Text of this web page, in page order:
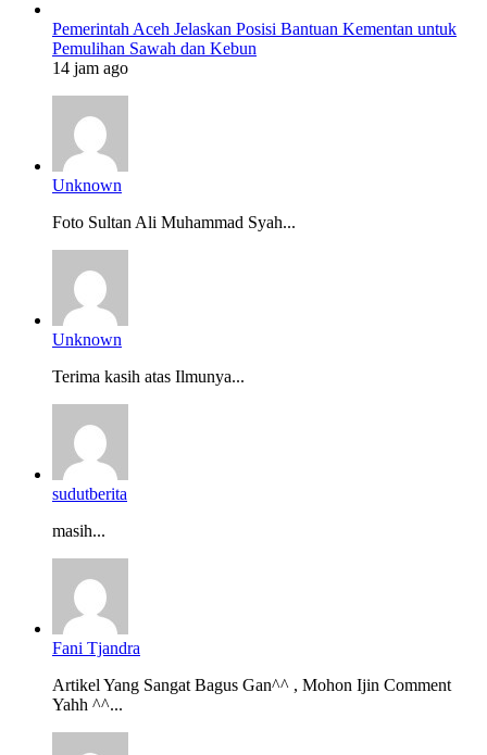
Pemerintah Aceh Jelaskan Posisi Bantuan Kementan untuk
Pemulihan Sawah dan Kebun
14 jam ago
Unknown
Foto Sultan Ali Muhammad Syah...
Unknown
Terima kasih atas Ilmunya...
sudutberita
masih...
Fani Tjandra
Artikel Yang Sangat Bagus Gan^^ , Mohon Ijin Comment
Yahh ^^...